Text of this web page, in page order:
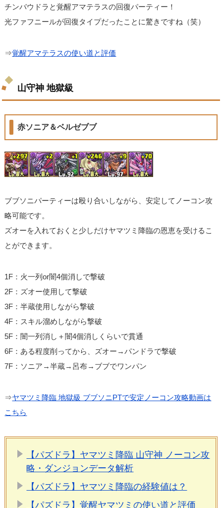
チンバウドラと覚醒アマテラスの回復パーティー！
光ファフニールが回復タイプだったことに驚きですね（笑）
⇒覚醒アマテラスの使い道と評価
山守神 地獄級
赤ソニア＆ベルゼブブ
ブブソニパーティーは殴り合いしながら、安定してノーコン攻
略可能です。
ズオーを入れておくと少しだけヤマツミ降臨の恩恵を受けるこ
とができます。
1F：火一列or闇4個消しで撃破
2F：ズオー使用して撃破
3F：半蔵使用しながら撃破
4F：スキル溜めしながら撃破
5F：闇一列消し＋闇4個消しくらいで貫通
6F：ある程度削ってから、ズオー→パンドラで撃破
7F：ソニア→半蔵→呂布→ブブでワンパン
⇒ヤマツミ降臨 地獄級 ブブソニPTで安定ノーコン攻略動画は
こちら
【パズドラ】ヤマツミ降臨 山守神 ノーコン攻
略・ダンジョンデータ解析
【パズドラ】ヤマツミ降臨の経験値は？
【パズドラ】覚醒ヤマツミの使い道と評価